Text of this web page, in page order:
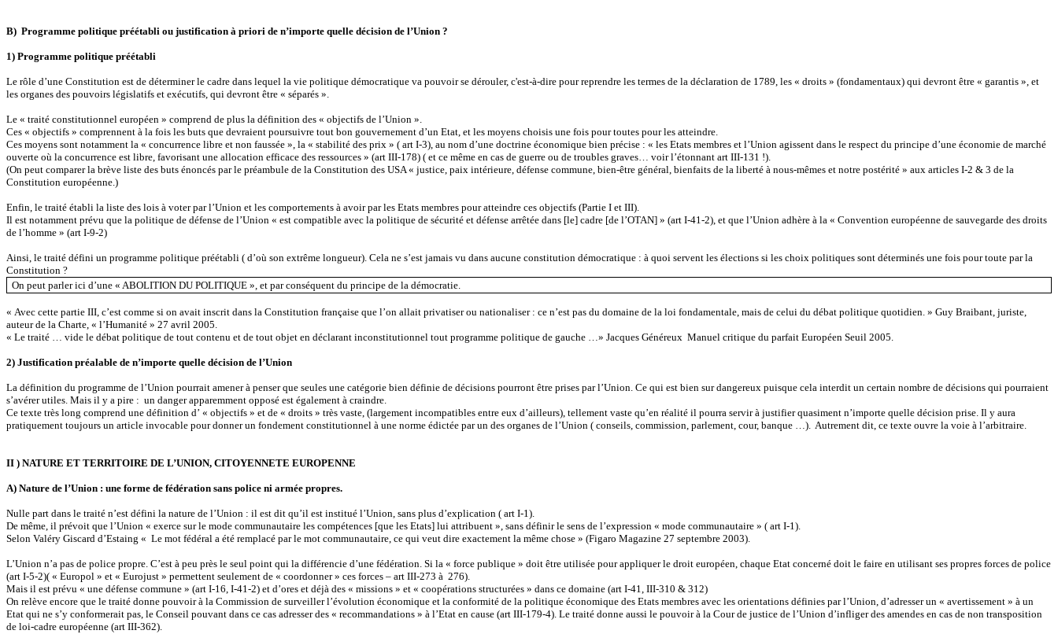
B) Programme politique préétabli ou justification à priori de n’importe quelle décision de l’Union ?
1) Programme politique préétabli
Le rôle d’une Constitution est de déterminer le cadre dans lequel la vie politique démocratique va pouvoir se dérouler, c'est-à-dire pour reprendre les termes de la déclaration de 1789, les « droits » (fondamentaux) qui devront être « garantis », et
les organes des pouvoirs législatifs et exécutifs, qui devront être « séparés ».
Le « traité constitutionnel européen » comprend de plus la définition des « objectifs de l’Union ».
Ces « objectifs » comprennent à la fois les buts que devraient poursuivre tout bon gouvernement d’un Etat, et les moyens choisis une fois pour toutes pour les atteindre.
Ces moyens sont notamment la « concurrence libre et non faussée », la « stabilité des prix » ( art I-3), au nom d’une doctrine économique bien précise : « les Etats membres et l’Union agissent dans le respect du principe d’une économie de marché
ouverte où la concurrence est libre, favorisant une allocation efficace des ressources » (art III-178) ( et ce même en cas de guerre ou de troubles graves… voir l’étonnant art III-131 !).
(On peut comparer la brève liste des buts énoncés par le préambule de la Constitution des USA « justice, paix intérieure, défense commune, bien-être général, bienfaits de la liberté à nous-mêmes et notre postérité » aux articles I-2 & 3 de la
Constitution européenne.)
Enfin, le traité établi la liste des lois à voter par l’Union et les comportements à avoir par les Etats membres pour atteindre ces objectifs (Partie I et III).
Il est notamment prévu que la politique de défense de l’Union « est compatible avec la politique de sécurité et défense arrêtée dans [le] cadre [de l’OTAN] » (art I-41-2), et que l’Union adhère à la « Convention européenne de sauvegarde des droits
de l’homme » (art I-9-2)
Ainsi, le traité défini un programme politique préétabli ( d’où son extrême longueur). Cela ne s’est jamais vu dans aucune constitution démocratique : à quoi servent les élections si les choix politiques sont déterminés une fois pour toute par la
Constitution ?
On peut parler ici d’une « ABOLITION DU POLITIQUE », et par conséquent du principe de la démocratie.
« Avec cette partie III, c’est comme si on avait inscrit dans la Constitution française que l’on allait privatiser ou nationaliser : ce n’est pas du domaine de la loi fondamentale, mais de celui du débat politique quotidien. » Guy Braibant, juriste,
auteur de la Charte, « l’Humanité » 27 avril 2005.
« Le traité … vide le débat politique de tout contenu et de tout objet en déclarant inconstitutionnel tout programme politique de gauche …» Jacques Généreux Manuel critique du parfait Européen Seuil 2005.
2) Justification préalable de n’importe quelle décision de l’Union
La définition du programme de l’Union pourrait amener à penser que seules une catégorie bien définie de décisions pourront être prises par l’Union. Ce qui est bien sur dangereux puisque cela interdit un certain nombre de décisions qui pourraient
s’avérer utiles. Mais il y a pire : un danger apparemment opposé est également à craindre.
Ce texte très long comprend une définition d’ « objectifs » et de « droits » très vaste, (largement incompatibles entre eux d’ailleurs), tellement vaste qu’en réalité il pourra servir à justifier quasiment n’importe quelle décision prise. Il y aura
pratiquement toujours un article invocable pour donner un fondement constitutionnel à une norme édictée par un des organes de l’Union ( conseils, commission, parlement, cour, banque …). Autrement dit, ce texte ouvre la voie à l’arbitraire.
II ) NATURE ET TERRITOIRE DE L’UNION, CITOYENNETE EUROPENNE
A) Nature de l’Union : une forme de fédération sans police ni armée propres.
Nulle part dans le traité n’est défini la nature de l’Union : il est dit qu’il est institué l’Union, sans plus d’explication ( art I-1).
De même, il prévoit que l’Union « exerce sur le mode communautaire les compétences [que les Etats] lui attribuent », sans définir le sens de l’expression « mode communautaire » ( art I-1).
Selon Valéry Giscard d’Estaing « Le mot fédéral a été remplacé par le mot communautaire, ce qui veut dire exactement la même chose » (Figaro Magazine 27 septembre 2003).
L’Union n’a pas de police propre. C’est à peu près le seul point qui la différencie d’une fédération. Si la « force publique » doit être utilisée pour appliquer le droit européen, chaque Etat concerné doit le faire en utilisant ses propres forces de police
(art I-5-2)( « Europol » et « Eurojust » permettent seulement de « coordonner » ces forces – art III-273 à 276).
Mais il est prévu « une défense commune » (art I-16, I-41-2) et d’ores et déjà des « missions » et « coopérations structurées » dans ce domaine (art I-41, III-310 & 312)
On relève encore que le traité donne pouvoir à la Commission de surveiller l’évolution économique et la conformité de la politique économique des Etats membres avec les orientations définies par l’Union, d’adresser un « avertissement » à un
Etat qui ne s’y conformerait pas, le Conseil pouvant dans ce cas adresser des « recommandations » à l’Etat en cause (art III-179-4). Le traité donne aussi le pouvoir à la Cour de justice de l’Union d’infliger des amendes en cas de non transposition
de loi-cadre européenne (art III-362).